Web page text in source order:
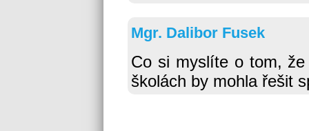
Mgr. Dalibor Fusek
Co si myslíte o tom,
školách by mohla řešit